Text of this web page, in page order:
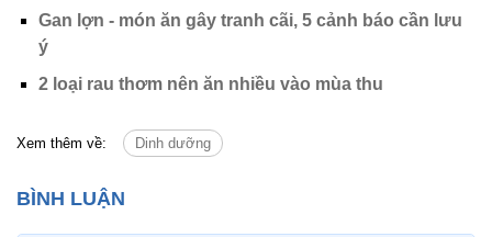
Gan lợn - món ăn gây tranh cãi, 5 cảnh báo cần lưu
ý
2 loại rau thơm nên ăn nhiều vào mùa thu
Xem thêm về: Dinh dưỡng